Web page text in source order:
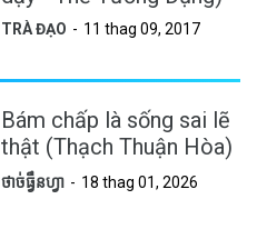
TRÀ ĐẠO 11 thag 09, 2017
Bám chấp là sống sai lẽ
thật (Thạch Thuận Hòa)
ថាច់ធ្វឹនហ្វា 18 thag 01, 2026